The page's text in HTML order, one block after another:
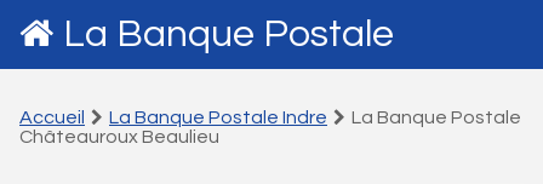
La Banque Postale
Accueil La Banque Postale Indre
La Banque Postale
Châteauroux Beaulieu